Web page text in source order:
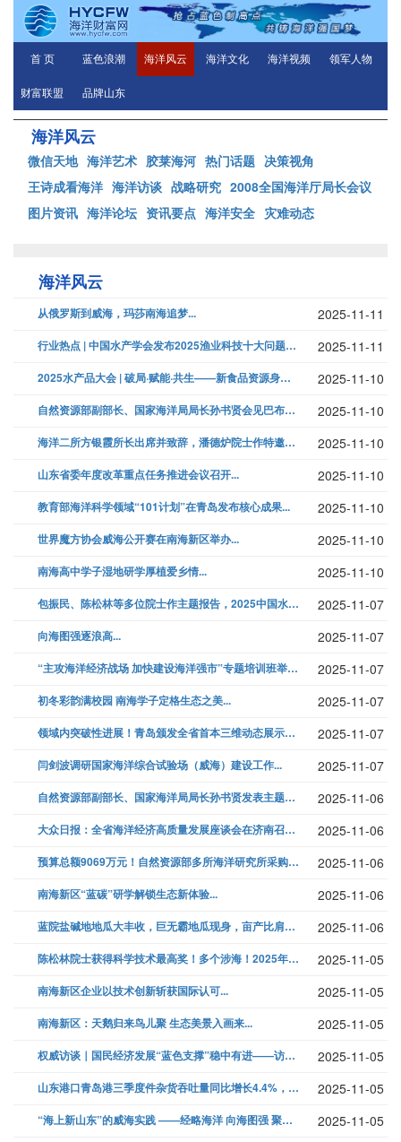
首 页 蓝色浪潮 海洋风云 海洋文化 海洋视频 领军人物
财富联盟 品牌山东
海洋风云
微信天地 海洋艺术 胶莱海河 热门话题 决策视角
王诗成看海洋 海洋访谈 战略研究 2008全国海洋厅局长会议
图片资讯 海洋论坛 资讯要点 海洋安全 灾难动态
海洋风云
从俄罗斯到威海，玛莎南海追梦... 2025-11-11
行业热点 | 中国水产学会发布2025渔业科技十大问题难题！... 2025-11-11
2025水产品大会 | 破局·赋能·共生——新食品资源身份赋能海马养殖... 2025-11-10
自然资源部副部长、国家海洋局局长孙书贤会见巴布亚新几内亚渔业和海洋资源... 2025-11-10
海洋二所方银霞所长出席并致辞，潘德炉院士作特邀报告，第二届 “智汇空天... 2025-11-10
山东省委年度改革重点任务推进会议召开... 2025-11-10
教育部海洋科学领域“101计划”在青岛发布核心成果... 2025-11-10
世界魔方协会威海公开赛在南海新区举办... 2025-11-10
南海高中学子湿地研学厚植爱乡情... 2025-11-10
包振民、陈松林等多位院士作主题报告，2025中国水产学会范蠡学术大会顺... 2025-11-07
向海图强逐浪高... 2025-11-07
“主攻海洋经济战场 加快建设海洋强市”专题培训班举行... 2025-11-07
初冬彩韵满校园 南海学子定格生态之美... 2025-11-07
领域内突破性进展！青岛颁发全省首本三维动态展示海域使用权证书... 2025-11-07
闫剑波调研国家海洋综合试验场（威海）建设工作... 2025-11-07
自然资源部副部长、国家海洋局局长孙书贤发表主题演讲！2025厦门国际海... 2025-11-06
大众日报：全省海洋经济高质量发展座谈会在济南召开... 2025-11-06
预算总额9069万元！自然资源部多所海洋研究所采购大批海洋设备... 2025-11-06
南海新区“蓝碳”研学解锁生态新体验... 2025-11-06
蓝院盐碱地地瓜大丰收，巨无霸地瓜现身，亩产比肩沃土！... 2025-11-06
陈松林院士获得科学技术最高奖！多个涉海！2025年度青岛市科学技术奖建... 2025-11-05
南海新区企业以技术创新斩获国际认可... 2025-11-05
南海新区：天鹅归来鸟儿聚 生态美景入画来... 2025-11-05
权威访谈｜国民经济发展“蓝色支撑”稳中有进——访自然资源部海洋战略规划... 2025-11-05
山东港口青岛港三季度件杂货吞吐量同比增长4.4%，重点货类强劲增长... 2025-11-05
“海上新山东”的威海实践 ——经略海洋 向海图强 聚力打造新时代海洋强... 2025-11-05